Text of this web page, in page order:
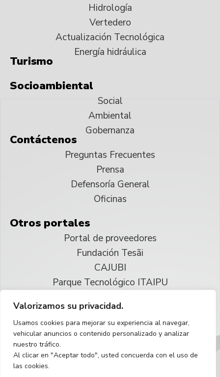
Valorizamos su privacidad.
Usamos cookies para mejorar su experiencia al navegar,
vehicular anuncios o contenido personalizado y analizar
nuestro tráfico.
Al clicar en "Aceptar todo", usted concuerda con el uso de
las cookies.
Hidrología
Vertedero
Actualización Tecnológica
Energía hidráulica
Turismo
Socioambiental
Social
Ambiental
Gobernanza
Contáctenos
Preguntas Frecuentes
Prensa
Defensoría General
Oficinas
Otros portales
Portal de proveedores
Fundación Tesãi
CAJUBI
Parque Tecnológico ITAIPU
Reservados todos los derechos
Español